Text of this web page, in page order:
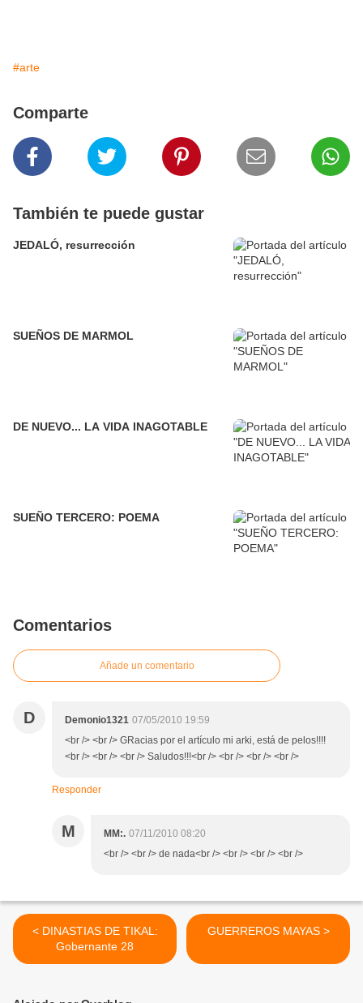
#arte
Comparte
También te puede gustar
JEDALÓ, resurrección
SUEÑOS DE MARMOL
DE NUEVO... LA VIDA INAGOTABLE
SUEÑO TERCERO: POEMA
Comentarios
Añade un comentario
D Demonio1321 07/05/2010 19:59
<br /> <br /> GRacias por el artículo mi arki, está de pelos!!!!
<br /> <br /> <br /> Saludos!!!<br /> <br /> <br /> <br />
Responder
M MM:. 07/11/2010 08:20
<br /> <br /> de nada<br /> <br /> <br /> <br />
< DINASTIAS DE TIKAL:
Gobernante 28
GUERREROS MAYAS >